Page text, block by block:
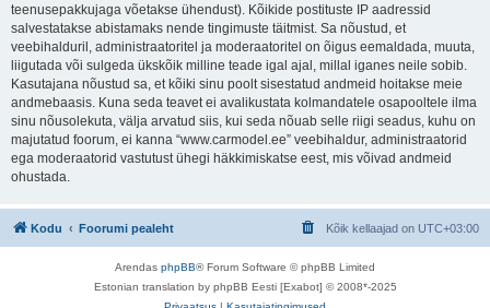
teenusepakkujaga võetakse ühendust). Kõikide postituste IP aadressid
salvestatakse abistamaks nende tingimuste täitmist. Sa nõustud, et
veebihalduril, administraatoritel ja moderaatoritel on õigus eemaldada, muuta,
liigutada või sulgeda ükskõik milline teade igal ajal, millal iganes neile sobib.
Kasutajana nõustud sa, et kõiki sinu poolt sisestatud andmeid hoitakse meie
andmebaasis. Kuna seda teavet ei avalikustata kolmandatele osapooltele ilma
sinu nõusolekuta, välja arvatud siis, kui seda nõuab selle riigi seadus, kuhu on
majutatud foorum, ei kanna “www.carmodel.ee” veebihaldur, administraatorid
ega moderaatorid vastutust ühegi häkkimiskatse eest, mis võivad andmeid
ohustada.
Kodu Foorumi pealeht Kõik kellaajad on UTC+03:00
Arendas phpBB® Forum Software © phpBB Limited
Estonian translation by phpBB Eesti [Exabot] © 2008*-2025